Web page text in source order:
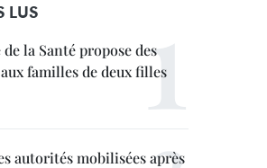
LUS
la Santé propose des
familles de deux filles
autorités mobilisées après